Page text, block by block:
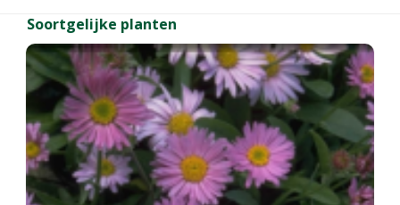
Soortgelijke planten